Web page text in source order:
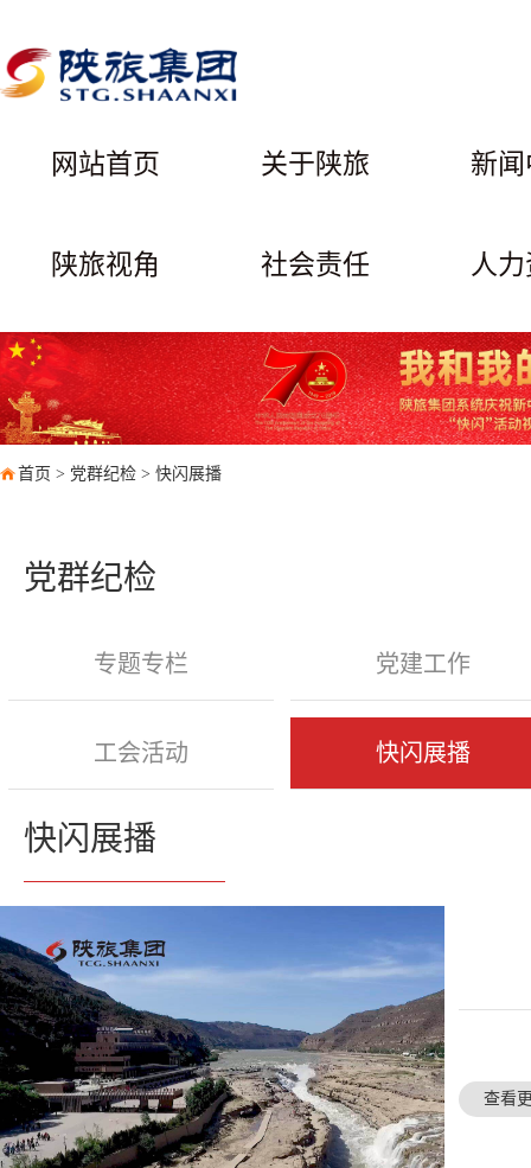
网站首页 关于陕旅 新
陕旅视角 社会责任 人
首页 > 党群纪检 > 快闪展播
党群纪检
专题专栏 党建工作
工会活动 快闪展播
快闪展播
查看